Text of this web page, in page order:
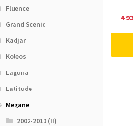
Fluence
Grand Scenic
Kadjar
Koleos
Laguna
Latitude
Megane
2002-2010 (II)
4